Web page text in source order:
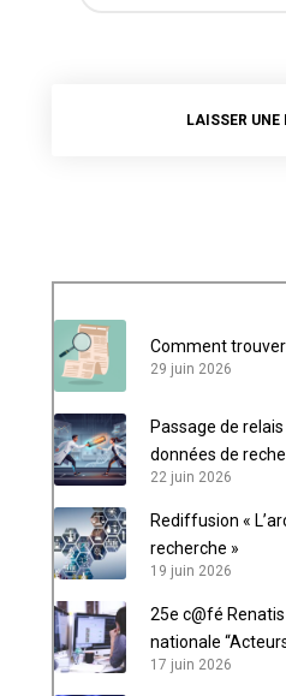
LAISSER UNE
Comment
29 juin 2026
Passage de
données de
22 juin 2026
Rediffusion «
recherche »
19 juin 2026
25e c@fé
nationale “Acteurs
17 juin 2026